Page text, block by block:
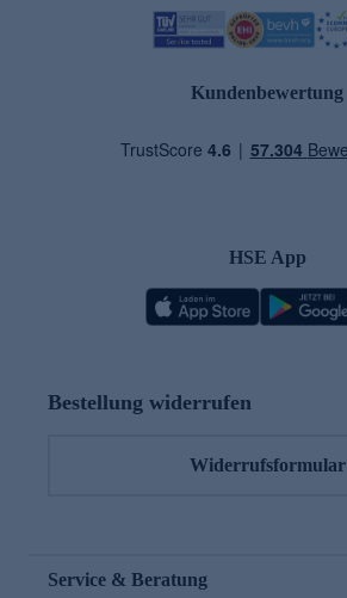
Kundenbewertung
HSE App
Bestellung widerrufen
Widerrufsformular
Service & Beratung